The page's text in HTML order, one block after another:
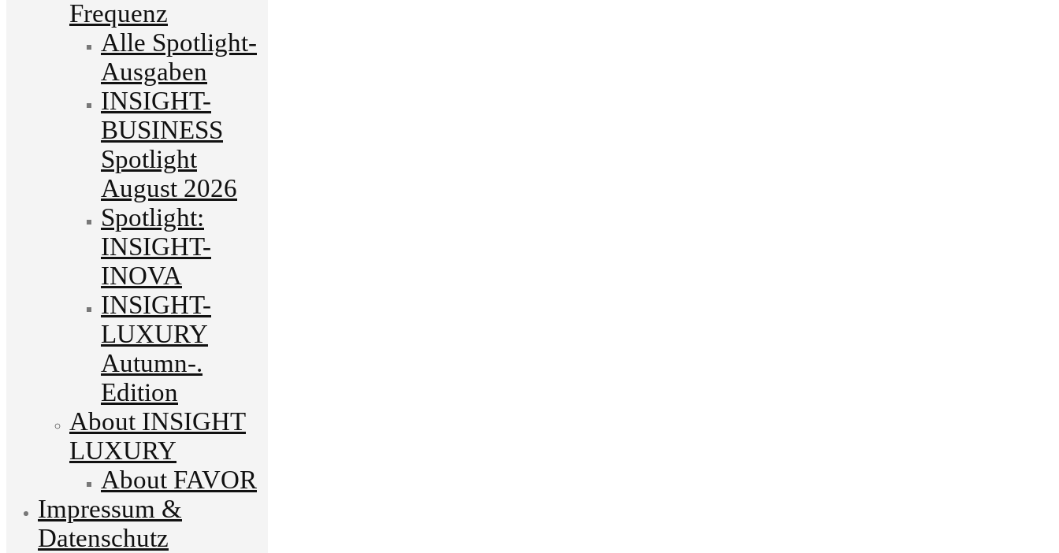
Frequenz
Alle Spotlight-
Ausgaben
INSIGHT-
BUSINESS
Spotlight
August 2026
Spotlight:
INSIGHT-
INOVA
INSIGHT-
LUXURY
Autumn-.
Edition
About INSIGHT
LUXURY
About FAVOR
Impressum &
Datenschutz